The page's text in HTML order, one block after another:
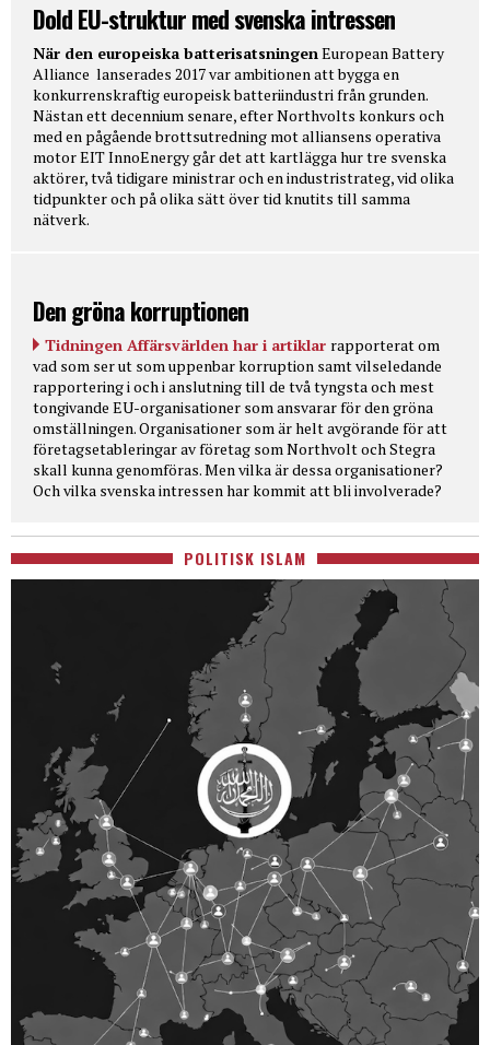
Dold EU-struktur med svenska intressen
När den europeiska batterisatsningenEuropean Battery
Alliance lanserades 2017 var ambitionen att bygga en
konkurrenskraftig europeisk batteriindustri från grunden.
Nästan ett decennium senare, efter Northvolts konkurs och
med en pågående brottsutredning mot alliansens operativa
motor EIT InnoEnergy går det att kartlägga hur tre svenska
aktörer, två tidigare ministrar och en industristrateg, vid olika
tidpunkter och på olika sätt över tid knutits till samma
nätverk.
Den gröna korruptionen
Tidningen Affärsvärlden har i artiklar rapporterat om
vad som ser ut som uppenbar korruption samt vilseledande
rapportering i och i anslutning till de två tyngsta och mest
tongivande EU-organisationer som ansvarar för den gröna
omställningen. Organisationer som är helt avgörande för att
företagsetableringar av företag som Northvolt och Stegra
skall kunna genomföras. Men vilka är dessa organisationer?
Och vilka svenska intressen har kommit att bli involverade?
POLITISK ISLAM